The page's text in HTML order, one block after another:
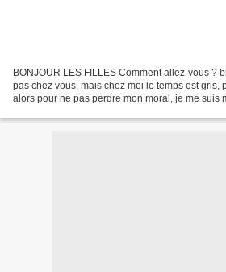
BONJOUR LES FILLES Comment allez-vous ?
pas chez vous, mais chez moi le temps est gris,
alors pour ne pas perdre mon moral, je me suis